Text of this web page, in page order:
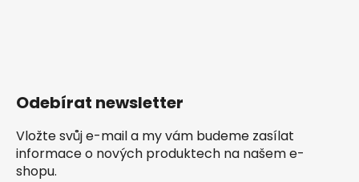
Odebírat newsletter
Vložte svůj e-mail a my vám budeme zasílat
informace o nových produktech na našem e-
shopu.